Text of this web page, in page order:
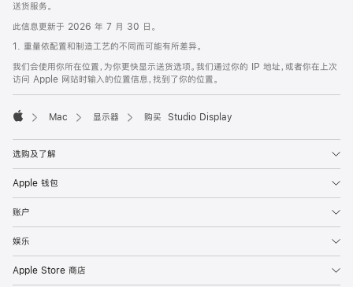
送货服务。
此信息更新于 2026 年 7 月 30 日。
1. 重量依配置和制造工艺的不同而可能有所差异。
我们会使用你所在位置，为你更快显示送货选项。我们通过你的 IP 地址，或者你在上次
访问 Apple 网站时输入的位置信息，找到了你的位置。
Mac 显示器 购买 Studio Display
选购及了解
Apple 钱包
账户
娱乐
Apple Store 商店